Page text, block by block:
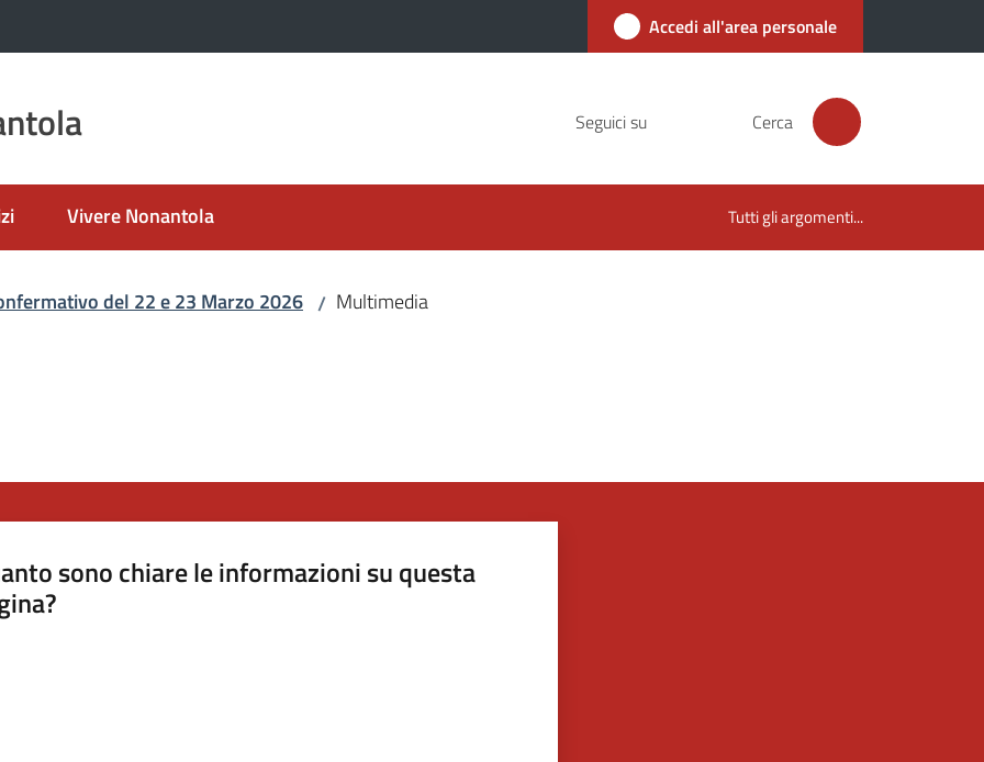
Accedi all'area personale
Seguici su Cerca
Vivere Nonantola Tutti gli argomenti...
del 22 e 23 Marzo 2026 / Multimedia
sono chiare le informazioni su questa